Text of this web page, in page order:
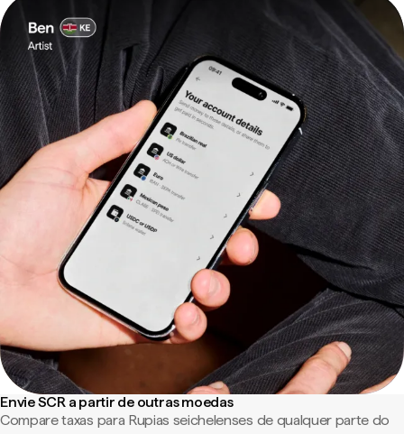
Envie SCR a partir de outras moedas
Compare taxas para Rupias seichelenses de qualquer parte do